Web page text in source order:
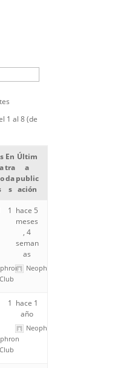
1 al 8 (de
En
tra
da
s
Últim
a
public
ación
1 hace 5
meses
, 4
seman
as
Neophron
1 hace 1
año
Neophron